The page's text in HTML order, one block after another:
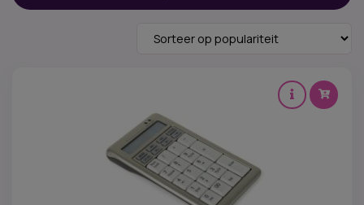
Prijs:€ 7—€ 3.020
Ergonomische krukken(39)
(26)
Ergonomische hulpmiddelen (51)
Showroom uitverkoop(3)